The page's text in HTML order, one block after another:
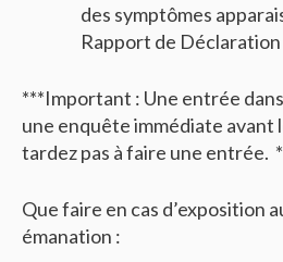
des symptômes
Rapport de
***Important : Une entrée
une enquête immédiate avant
tardez pas à faire une entrée.
Que faire en cas d’exposition
émanation :